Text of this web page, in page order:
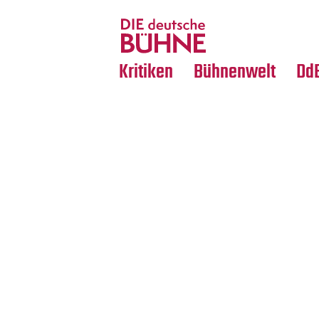
Kritiken
Crossover
Bühnenwelt
Medientipps